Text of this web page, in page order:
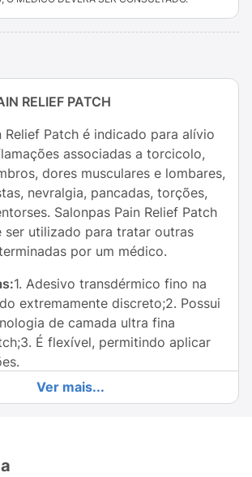
RELIEF PATCH
Relief Patch é indicado para alívio
associadas a torcicolo,
dores musculares e lombares,
nevralgia, pancadas, torções,
Salonpas Pain Relief Patch
ser utilizado para tratar outras
por um médico.
1. Adesivo transdérmico fino na
extremamente discreto;2. Possui
de camada ultra fina
É flexível, permitindo aplicar
Ver mais...